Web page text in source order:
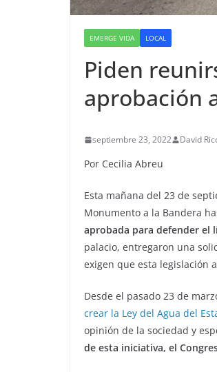
EMERGE VIDA LOCAL
Piden
aprobación
septiembre 23, 2022 David
Por Cecilia Abreu
Esta mañana del 23 de
Monumento a la Bandera
aprobada para defender el
palacio, entregaron una
exigen que esta legislación
Desde el pasado 23 de
crear la Ley del Agua del
opinión de la sociedad y
de esta iniciativa, el